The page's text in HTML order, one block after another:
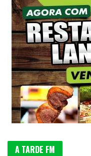
A TARDE FM